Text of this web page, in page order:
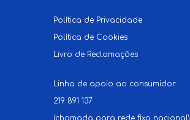
Política de Privacidade
Política de Cookies
Livro de Reclamações
Linha de apoio ao consumidor:
219 891 137
(chamada para rede fixa nacional)